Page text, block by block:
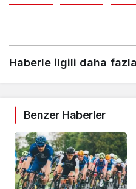
Haberle ilgili daha
Benzer Haberler